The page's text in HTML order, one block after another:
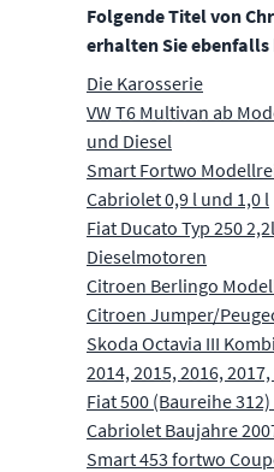
Folgende Titel von
erhalten Sie ebenfalls
Die Karosserie
VW T6 Multivan ab
und Diesel
Smart Fortwo
Cabriolet 0,9 l und 1,0 l
Fiat Ducato Typ 250
Dieselmotoren
Citroen Berlingo
Citroen Jumper/
Skoda Octavia III
2014, 2015, 2016,
Fiat 500 (Baureihe
Cabriolet Baujahre
Smart 453 fortwo